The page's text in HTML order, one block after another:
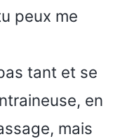
peux me
tant et se
en
mais